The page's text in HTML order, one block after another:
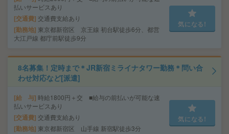
払いサービスあり
交通費 交通費支給あり
勤務地 東京都新宿区 京王線 初台駅徒歩6分、都営
大江戸線 都庁前駅徒歩9分
気になる!
8名募集！定時まで＊JR新宿ミライナタワー勤務＊問い合
わせ対応など[派遣]
給 与 時給1800円＋交 ■給与の前払いが可能な速
払いサービスあり
交通費 交通費支給あり
勤務地 東京都新宿区 山手線 新宿駅徒歩3分
気になる!